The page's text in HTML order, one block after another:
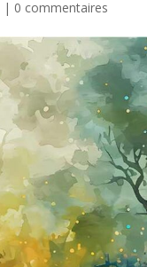
| 0 commentaires